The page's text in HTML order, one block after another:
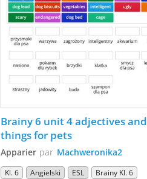
Brainy 6 unit 4 adjectives and
things for pets
Apparier par Machweronika2
Kl. 6 Angielski ESL Brainy Kl. 6